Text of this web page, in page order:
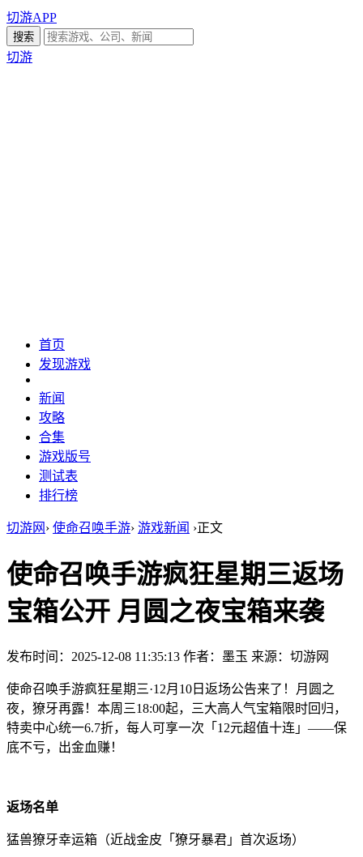
切游APP
切游
首页
发现游戏
新闻
攻略
合集
游戏版号
测试表
排行榜
切游网 › 使命召唤手游› 游戏新闻 ›正文
使命召唤手游疯狂星期三返场
宝箱公开 月圆之夜宝箱来袭
发布时间：2025-12-08 11:35:13 作者：墨玉 来源：切游网
使命召唤手游疯狂星期三·12月10日返场公告来了！月圆之
夜，獠牙再露！本周三18:00起，三大高人气宝箱限时回归，
特卖中心统一6.7折，每人可享一次「12元超值十连」——保
底不亏，出金血赚！
返场名单
猛兽獠牙幸运箱（近战金皮「獠牙暴君」首次返场）